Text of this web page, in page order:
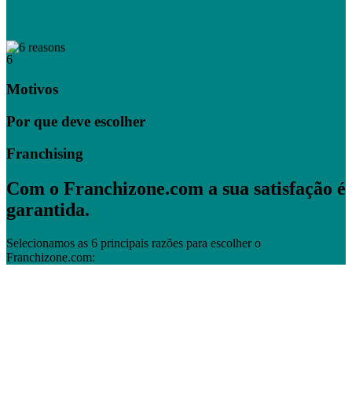
6
Motivos
Por que deve escolher
Franchising
Com o Franchizone.com a sua satisfação é
garantida.
Selecionamos as 6 principais razões para escolher o
Franchizone.com: